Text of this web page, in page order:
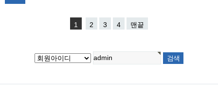
1 2 3 4 맨끝